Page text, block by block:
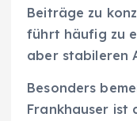
Beiträge zu
führt häufig zu
aber stabileren
Besonders
Frankhauser ist